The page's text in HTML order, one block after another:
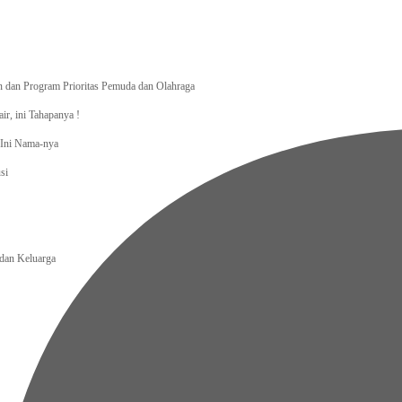
Program Prioritas Pemuda dan Olahraga
ini Tahapanya !
Nama-nya
Keluarga